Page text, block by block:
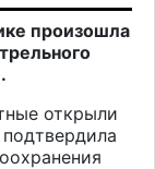
произошла
открыли